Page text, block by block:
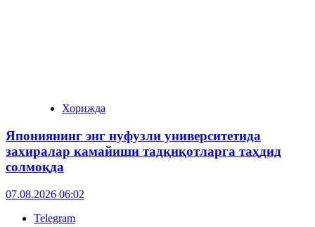
Хорижда
Япониянинг энг нуфузли университетида
захиралар камайиши тадқиқотларга таҳдид
солмоқда
07.08.2026 06:02
Telegram